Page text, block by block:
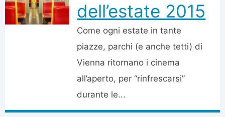
dell’estate 2015
Come ogni estate in tante
piazze, parchi (e anche tetti) di
Vienna ritornano i cinema
all’aperto, per “rinfrescarsi”
durante le...